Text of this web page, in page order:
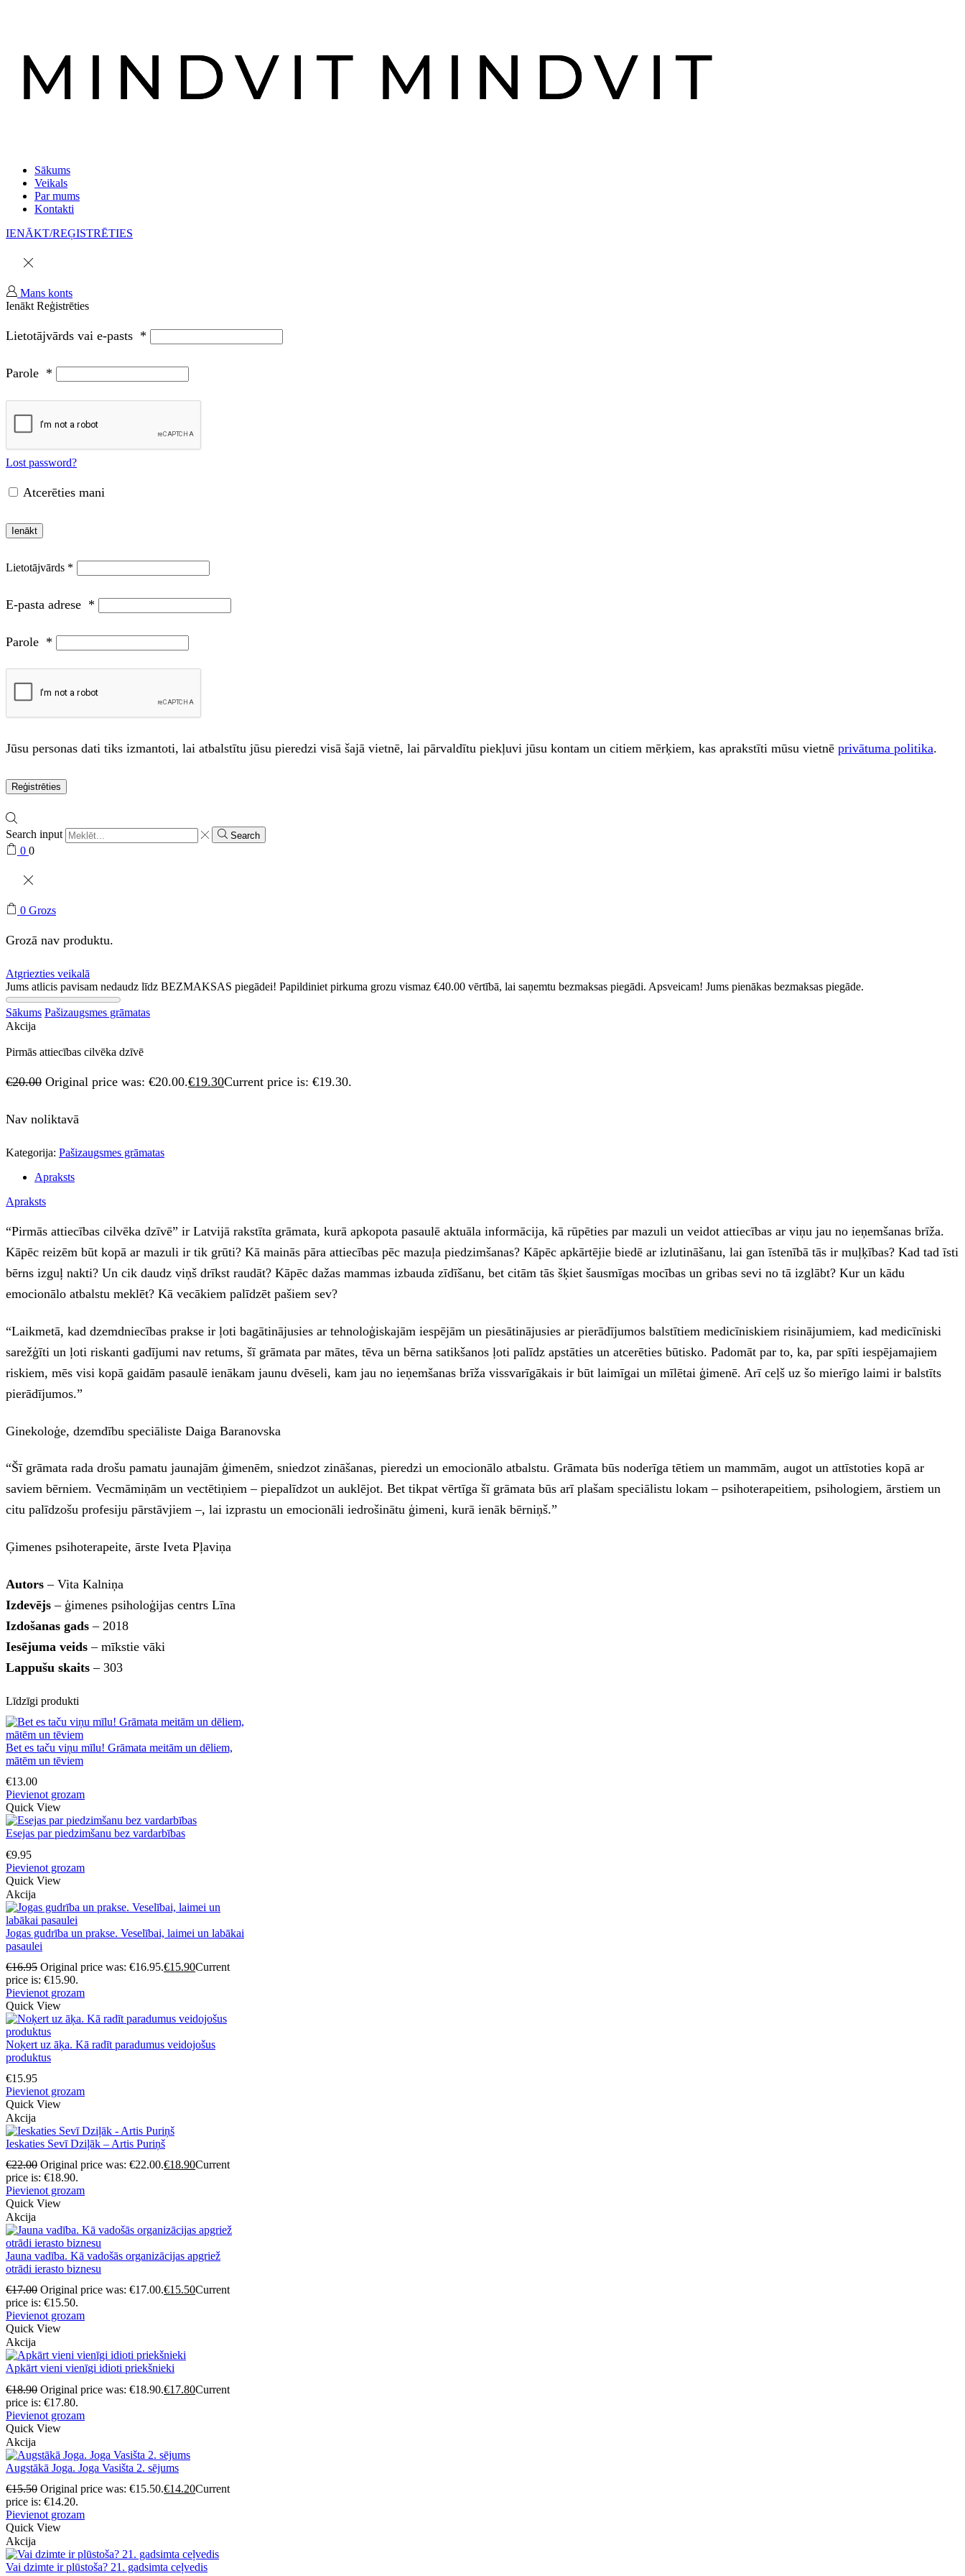
Sākums
Veikals
Par mums
Kontakti
IENĀKT/REĢISTRĒTIES
Mans konts
Ienākt Reģistrēties
Lietotājvārds vai e-pasts *
Parole *
Lost password?
Atcerēties mani
Ienākt
E-pasta adrese *
Parole *
Jūsu personas dati tiks izmantoti, lai atbalstītu jūsu pieredzi visā šajā vietnē, lai pārvaldītu piekļuvi jūsu kontam un citiem mērķiem, kas aprakstīti mūsu vietnē privātuma politika.
Reģistrēties
Search input Search
0 0
0 Grozs
Grozā nav produktu.
Atgriezties veikalā
Jums atlicis pavisam nedaudz līdz BEZMAKSAS piegādei! Papildiniet pirkuma grozu vismaz €40.00 vērtībā, lai saņemtu bezmaksas piegādi. Apsveicam! Jums pienākas bezmaksas piegāde.
Sākums Pašizaugsmes grāmatas
Akcija
Pirmās attiecības cilvēka dzīvē
€20.00 Original price was: €20.00.€19.30Current price is: €19.30.
Nav noliktavā
Kategorija: Pašizaugsmes grāmatas
Apraksts
Apraksts
“Pirmās attiecības cilvēka dzīvē” ir Latvijā rakstīta grāmata, kurā apkopota pasaulē aktuāla informācija, kā rūpēties par mazuli un veidot attiecības ar viņu jau no ieņemšanas brīža.
Kāpēc reizēm būt kopā ar mazuli ir tik grūti? Kā mainās pāra attiecības pēc mazuļa piedzimšanas? Kāpēc apkārtējie biedē ar izlutināšanu, lai gan īstenībā tās ir muļķības? Kad tad īsti
bērns izguļ nakti? Un cik daudz viņš drīkst raudāt? Kāpēc dažas mammas izbauda zīdīšanu, bet citām tās šķiet šausmīgas mocības un gribas sevi no tā izglābt? Kur un kādu
emocionālo atbalstu meklēt? Kā vecākiem palīdzēt pašiem sev?
“Laikmetā, kad dzemdniecības prakse ir ļoti bagātinājusies ar tehnoloģiskajām iespējām un piesātinājusies ar pierādījumos balstītiem medicīniskiem risinājumiem, kad medicīniski
sarežģīti un ļoti riskanti gadījumi nav retums, šī grāmata par mātes, tēva un bērna satikšanos ļoti palīdz apstāties un atcerēties būtisko. Padomāt par to, ka, par spīti iespējamajiem
riskiem, mēs visi kopā gaidām pasaulē ienākam jaunu dvēseli, kam jau no ieņemšanas brīža vissvarīgākais ir būt laimīgai un mīlētai ģimenē. Arī ceļš uz šo mierīgo laimi ir balstīts
pierādījumos.”
Ginekoloģe, dzemdību speciāliste Daiga Baranovska
“Šī grāmata rada drošu pamatu jaunajām ģimenēm, sniedzot zināšanas, pieredzi un emocionālo atbalstu. Grāmata būs noderīga tētiem un mammām, augot un attīstoties kopā ar
saviem bērniem. Vecmāmiņām un vectētiņiem – piepalīdzot un auklējot. Bet tikpat vērtīga šī grāmata būs arī plašam speciālistu lokam – psihoterapeitiem, psihologiem, ārstiem un
citu palīdzošu profesiju pārstāvjiem –, lai izprastu un emocionāli iedrošinātu ģimeni, kurā ienāk bērniņš.”
Ģimenes psihoterapeite, ārste Iveta Pļaviņa
Autors – Vita Kalniņa
Izdevējs – ģimenes psiholoģijas centrs Līna
Izdošanas gads – 2018
Iesējuma veids – mīkstie vāki
Lappušu skaits – 303
Līdzīgi produkti
Bet es taču viņu mīlu! Grāmata meitām un dēliem,
mātēm un tēviem
€13.00
Pievienot grozam
Quick View
Esejas par piedzimšanu bez vardarbības
€9.95
Pievienot grozam
Quick View
Akcija
Jogas gudrība un prakse. Veselībai, laimei un labākai
pasaulei
€16.95 Original price was: €16.95.€15.90Current
price is: €15.90.
Pievienot grozam
Quick View
Noķert uz āķa. Kā radīt paradumus veidojošus
produktus
€15.95
Pievienot grozam
Quick View
Akcija
Ieskaties Sevī Dziļāk – Artis Puriņš
€22.00 Original price was: €22.00.€18.90Current
price is: €18.90.
Pievienot grozam
Quick View
Akcija
Jauna vadība. Kā vadošās organizācijas apgriež
otrādi ierasto biznesu
€17.00 Original price was: €17.00.€15.50Current
price is: €15.50.
Pievienot grozam
Quick View
Akcija
Apkārt vieni vienīgi idioti priekšnieki
€18.90 Original price was: €18.90.€17.80Current
price is: €17.80.
Pievienot grozam
Quick View
Akcija
Augstākā Joga. Joga Vasišta 2. sējums
€15.50 Original price was: €15.50.€14.20Current
price is: €14.20.
Pievienot grozam
Quick View
Akcija
Vai dzimte ir plūstoša? 21. gadsimta ceļvedis